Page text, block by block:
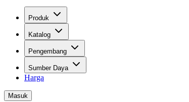
Produk
Katalog
Pengembang
Sumber Daya
Harga
Masuk